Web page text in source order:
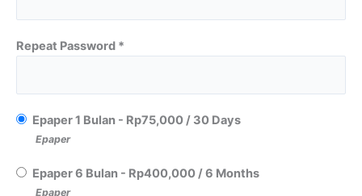
Repeat Password *
Epaper 1 Bulan - Rp75,000/ 30 Days
Epaper
Epaper 6 Bulan - Rp400,000/6 Months
Epaper